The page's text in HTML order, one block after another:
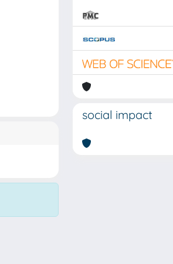
social impact